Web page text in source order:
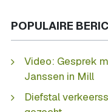
POPULAIRE
Video: Gesprek
Janssen in Mill
Diefstal